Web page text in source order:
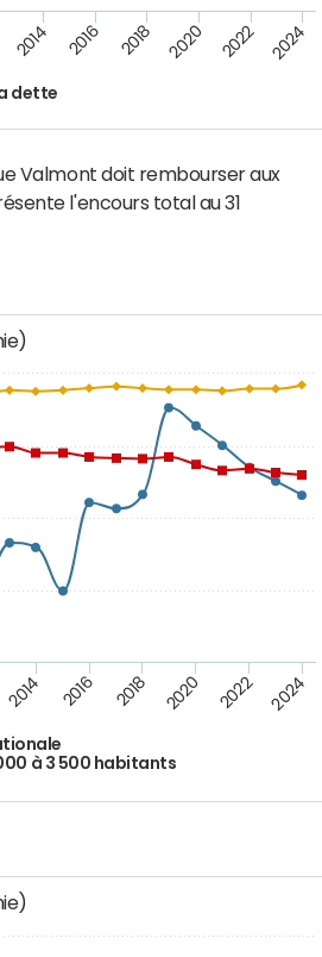
dette
2014 2016 2018 2020 2022 2024
Valmont doit rembourser aux
l'encours total au 31
à 3 500 habitants
2014 2016 2018 2020 2022 2024